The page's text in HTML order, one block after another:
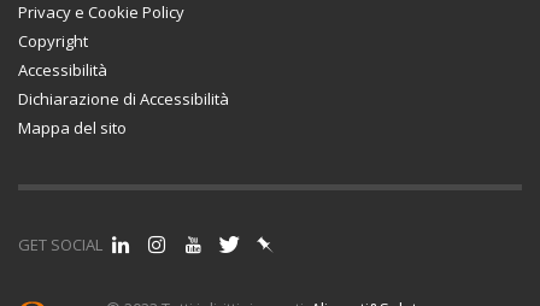
Privacy e Cookie Policy
Copyright
Accessibilità
Dichiarazione di Accessibilità
Mappa del sito
GET SOCIAL